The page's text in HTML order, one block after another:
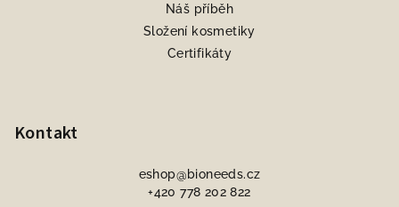
Náš příběh
Složení kosmetiky
Certifikáty
Kontakt
eshop@bioneeds.cz
+420 778 202 822